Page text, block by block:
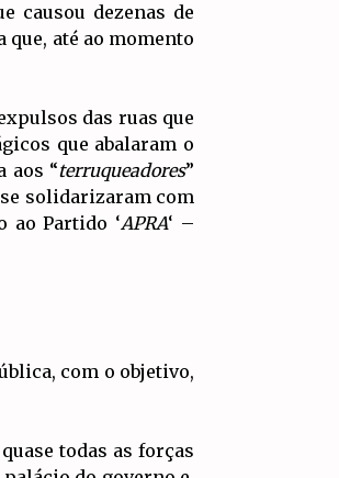
causou dezenas de
até ao momento
das ruas que
que abalaram o
aos “terruqueadores”
se solidarizaram com
ao Partido ‘APRA‘ –
com o objetivo,
todas as forças